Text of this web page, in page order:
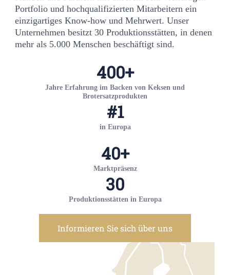
Portfolio und hochqualifizierten Mitarbeitern ein
einzigartiges Know-how und Mehrwert. Unser
Unternehmen besitzt 30 Produktionsstätten, in denen
mehr als 5.000 Menschen beschäftigt sind.
400+
Jahre Erfahrung im Backen von Keksen und
Brotersatzprodukten
#1
in Europa
40+
Marktpräsenz
30
Produktionsstätten in Europa
Informieren Sie sich über uns